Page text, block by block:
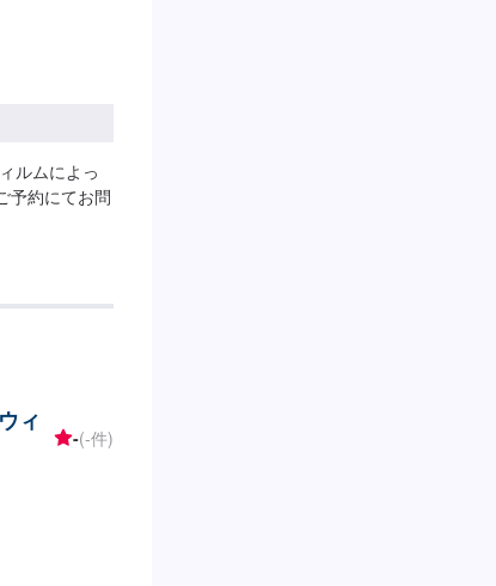
ルムによっ
予約にてお問
ィ
-(-件)